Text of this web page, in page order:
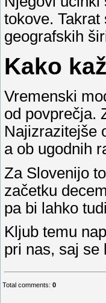
tokove.
geografskih
Kako
Vremenski
od povprečja.
Najizrazitejše
a ob ugodnih
Za Slovenijo
začetku
pa bi lahko
Kljub temu
pri nas, saj se
Total comments: 0